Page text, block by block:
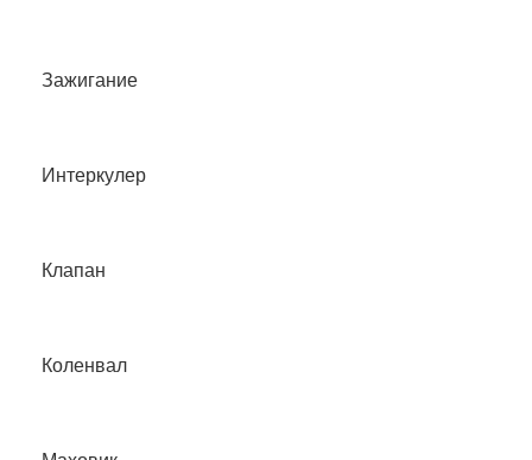
Зажигание
Интеркулер
Клапан
Коленвал